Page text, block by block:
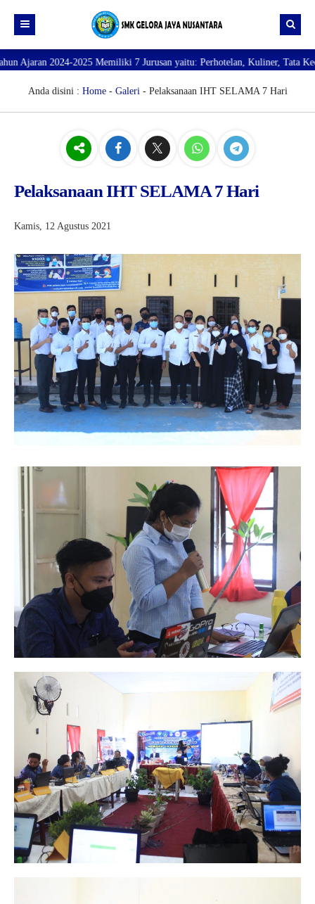
Beranda
Profil
PROFILE SEKOLAH
VISI dan MISI
SARANA PRASARANA
Direktori
DATA SISWA
Memiliki 7 Jurusan yaitu: Perhotelan, Kuliner, Tata Kecantikan, Tata
Anda disini : Home- Galeri- Pelaksanaan IHT SELAMA 7 Hari
Pelaksanaan IHT SELAMA 7 Hari
Kamis, 12 Agustus 2021